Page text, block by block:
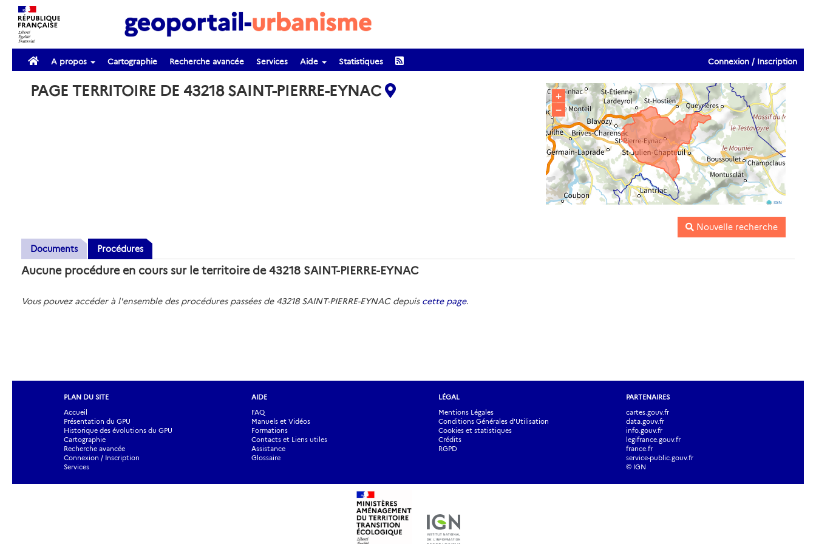
A propos Cartographie Recherche avancée Services Aide Statistiques Connexion / Inscription
PAGE TERRITOIRE DE 43218 SAINT-PIERRE-EYNAC
+
−
IGN
Nouvelle recherche
Documents
Procédures
Aucune procédure en cours sur le territoire de 43218 SAINT-PIERRE-EYNAC
Vous pouvez accéder à l'ensemble des procédures passées de 43218 SAINT-PIERRE-EYNAC depuis cette page.
PLAN DU SITE
Accueil
Présentation du GPU
Historique des évolutions du GPU
Cartographie
Recherche avancée
Connexion / Inscription
Services
AIDE
FAQ
Manuels et Vidéos
Formations
Contacts et Liens utiles
Assistance
Glossaire
LÉGAL
Mentions Légales
Conditions Générales d'Utilisation
Cookies et statistiques
Crédits
RGPD
PARTENAIRES
cartes.gouv.fr
data.gouv.fr
info.gouv.fr
legifrance.gouv.fr
france.fr
service-public.gouv.fr
© IGN